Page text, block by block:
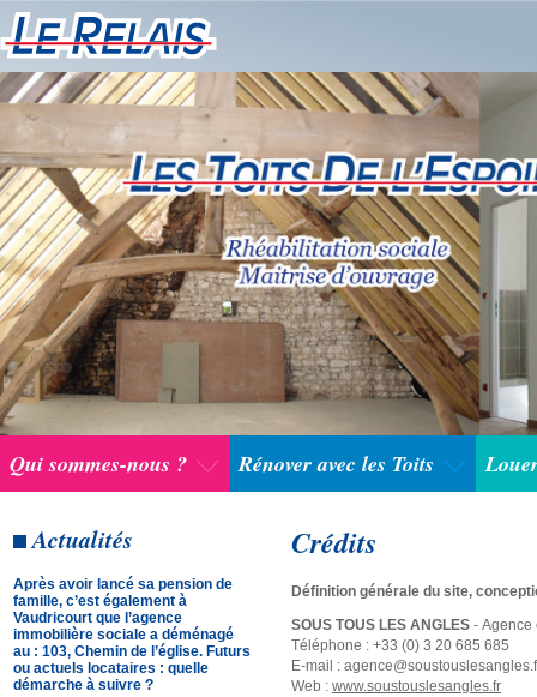
Qui sommes-nous ? Rénover avec les Toits
Actualités
Après avoir lancé sa pension de
famille, c’est également à
Vaudricourt que l’agence
immobilière sociale a déménagé
au : 103, Chemin de l’église. Futurs
ou actuels locataires : quelle
démarche à suivre ?
Crédits
Définition générale du site,
SOUS TOUS LES ANGLES - Agence
Téléphone : +33 (0) 3 20 685 685
E-mail :
Web : www.soustouslesangles.fr